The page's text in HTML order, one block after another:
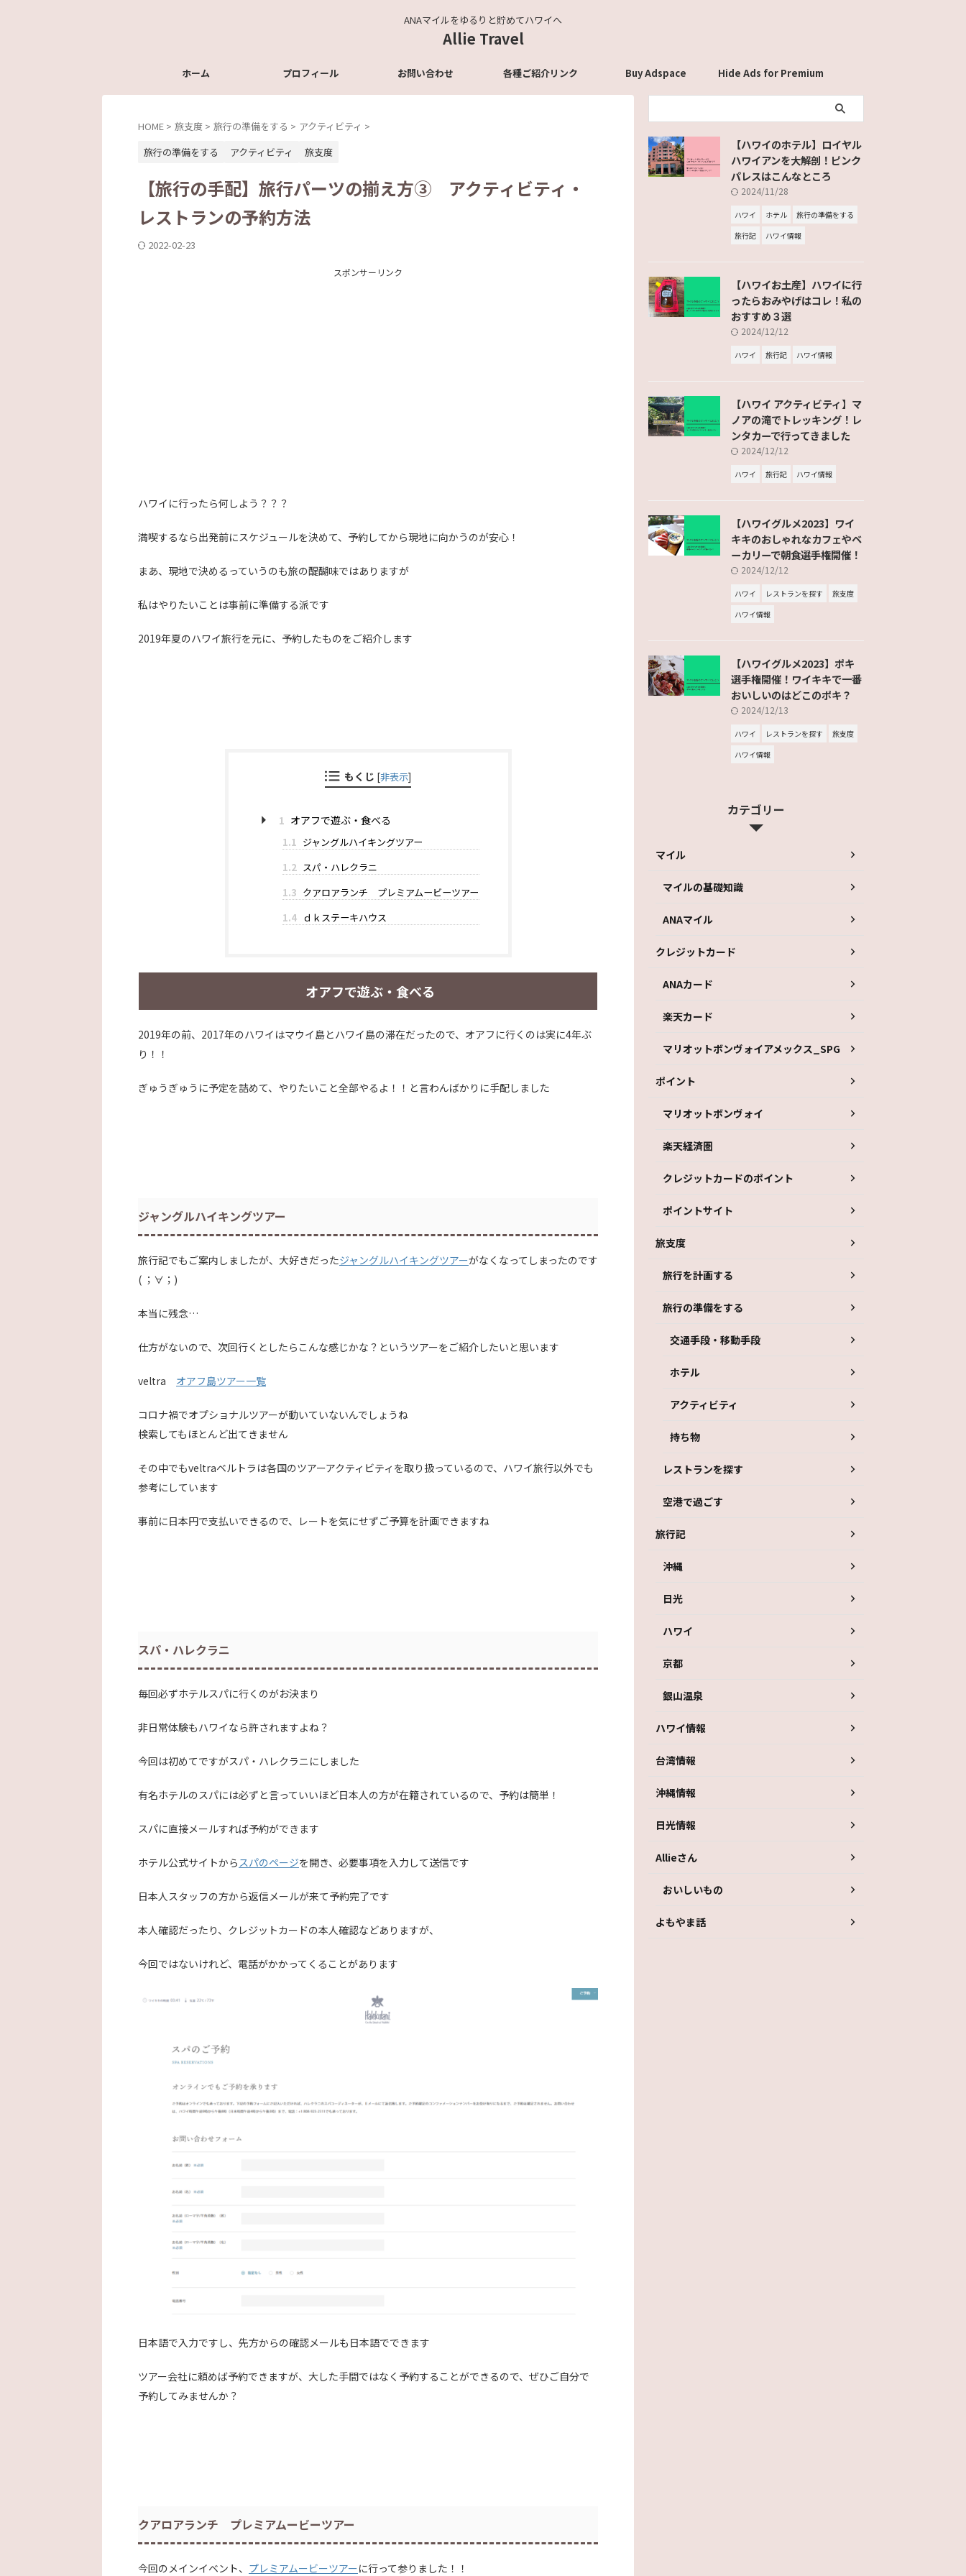
ANAマイルをゆるりと貯めてハワイへ
Allie Travel
ホーム プロフィール お問い合わせ 各種ご紹介リンク Buy Adspace Hide Ads for Premium
HOME > 旅支度 > 旅行の準備をする > アクティビティ >
旅行の準備をする
アクティビティ 旅支度
【旅行の手配】旅行パーツの揃え方③ アクティビティ・
レストランの予約方法
2022-02-23
スポンサーリンク
ハワイに行ったら何しよう？？？
満喫するなら出発前にスケジュールを決めて、予約してから現地に向かうのが安心！
まあ、現地で決めるっていうのも旅の醍醐味ではありますが
私はやりたいことは事前に準備する派です
2019年夏のハワイ旅行を元に、予約したものをご紹介します
もくじ [非表示]
1 オアフで遊ぶ・食べる
1.1 ジャングルハイキングツアー
1.2 スパ・ハレクラニ
1.3 クアロアランチ プレミアムービーツアー
1.4 ｄｋステーキハウス
オアフで遊ぶ・食べる
2019年の前、2017年のハワイはマウイ島とハワイ島の滞在だったので、オアフに行くのは実に4年ぶ
り！！
ぎゅうぎゅうに予定を詰めて、やりたいこと全部やるよ！！と言わんばかりに手配しました
ジャングルハイキングツアー
旅行記でもご案内しましたが、大好きだったジャングルハイキングツアーがなくなってしまったのです
( ；∀；)
本当に残念…
仕方がないので、次回行くとしたらこんな感じかな？というツアーをご紹介したいと思います
veltra オアフ島ツアー一覧
コロナ禍でオプショナルツアーが動いていないんでしょうね
検索してもほとんど出てきません
その中でもveltraベルトラは各国のツアーアクティビティを取り扱っているので、ハワイ旅行以外でも
参考にしています
事前に日本円で支払いできるので、レートを気にせずご予算を計画できますね
スパ・ハレクラニ
毎回必ずホテルスパに行くのがお決まり
非日常体験もハワイなら許されますよね？
今回は初めてですがスパ・ハレクラニにしました
有名ホテルのスパには必ずと言っていいほど日本人の方が在籍されているので、予約は簡単！
スパに直接メールすれば予約ができます
ホテル公式サイトからスパのページを開き、必要事項を入力して送信です
日本人スタッフの方から返信メールが来て予約完了です
本人確認だったり、クレジットカードの本人確認などありますが、
今回ではないけれど、電話がかかってくることがあります
日本語で入力ですし、先方からの確認メールも日本語でできます
ツアー会社に頼めば予約できますが、大した手間ではなく予約することができるので、ぜひご自分で
予約してみませんか？
クアロアランチ プレミアムービーツアー
今回のメインイベント、 プレミアムービーツアーに行って参りました！！
【ハワイのホテル】ロイヤル
ハワイアンを大解剖！ピンク
パレスはこんなところ
2024/11/28
ハワイ ホテル
旅行の準備をする
旅行記
ハワイ情報
【ハワイお土産】ハワイに行
ったらおみやげはコレ！私の
おすすめ３選
2024/12/12
ハワイ 旅行記 ハワイ情報
【ハワイ アクティビティ】マ
ノアの滝でトレッキング！レ
ンタカーで行ってきました
2024/12/12
ハワイ 旅行記 ハワイ情報
【ハワイグルメ2023】ワイ
キキのおしゃれなカフェやベ
ーカリーで朝食選手権開催！
2024/12/12
ハワイ レストランを探す
旅支度
ハワイ情報
【ハワイグルメ2023】ポキ
選手権開催！ワイキキで一番
おいしいのはどこのポキ？
2024/12/13
ハワイ レストランを探す
旅支度
ハワイ情報
カテゴリー
マイル
マイルの基礎知識
ANAマイル
クレジットカード
ANAカード
楽天カード
マリオットボンヴォイアメックス_SPG
ポイント
マリオットボンヴォイ
楽天経済圏
クレジットカードのポイント
ポイントサイト
旅支度
旅行を計画する
旅行の準備をする
交通手段・移動手段
ホテル
アクティビティ
持ち物
レストランを探す
空港で過ごす
旅行記
沖縄
日光
ハワイ
京都
銀山温泉
ハワイ情報
台湾情報
沖縄情報
日光情報
Allieさん
おいしいもの
よもやま話